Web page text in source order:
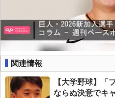
関連情報
【大学野球】「
ならぬ決意でキ